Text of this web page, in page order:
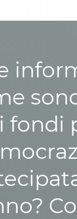
fondi